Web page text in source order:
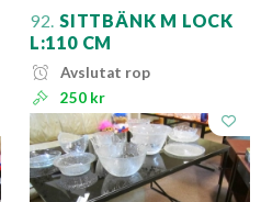
92. SITTBÄNK M LOCK
L:110 CM
Avslutat rop
250 kr